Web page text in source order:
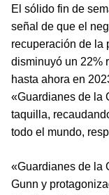
El sólido fin de
señal de que el
recuperación de la
disminuyó un 22%
hasta ahora en
«Guardianes de la
taquilla,
todo el mundo,
«Guardianes de la
Gunn y